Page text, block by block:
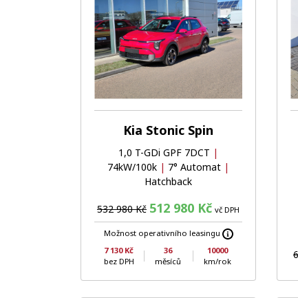
Kia Stonic Spin
1,0 T-GDi GPF 7DCT |
74kW/100k | 7° Automat |
Hatchback
532 980 Kč 512 980 Kč vč DPH
Možnost operativního leasingu
7 130 Kč
bez DPH
36
měsíců
10000
km/rok